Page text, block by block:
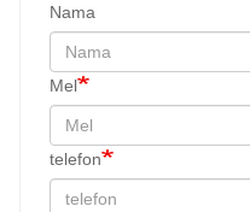
Nama
Mel
telefon